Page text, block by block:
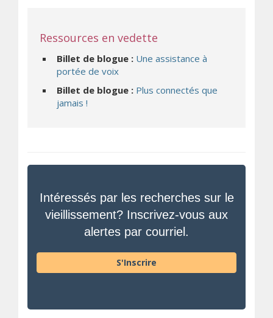
Ressources en vedette
Billet de blogue : Une assistance à
portée de voix
Billet de blogue : Plus connectés que
jamais !
Intéressés par les recherches sur le
vieillissement? Inscrivez-vous aux
alertes par courriel.
S'Inscrire